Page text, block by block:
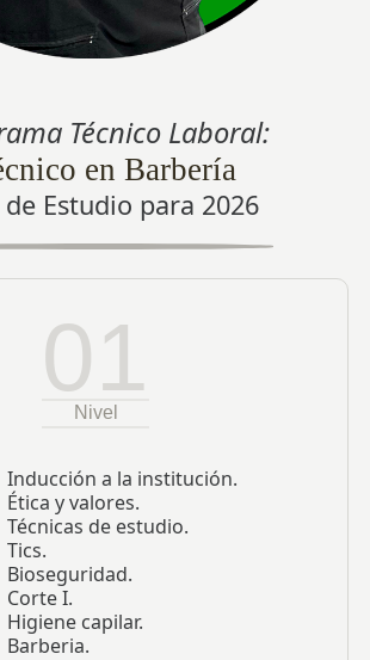
Técnico Laboral:
en Barbería
de Estudio para 2026
01
Nivel
Inducción a la institución.
Ética y valores.
Técnicas de estudio.
Tics.
Bioseguridad.
Corte I.
Higiene capilar.
Barberia.